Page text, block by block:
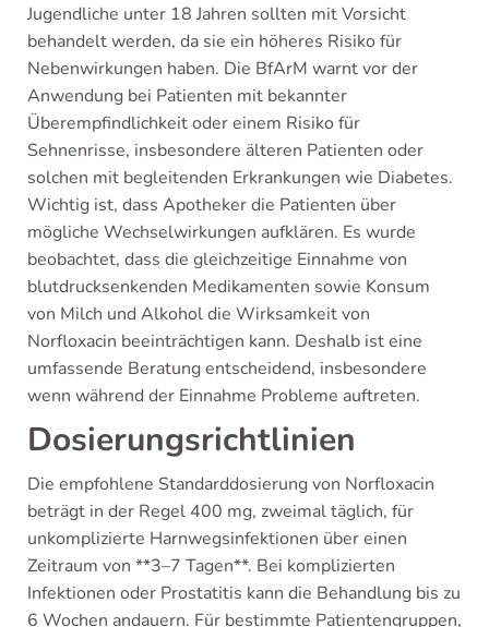
Jugendliche unter 18 Jahren sollten mit Vorsicht
behandelt werden, da sie ein höheres Risiko für
Nebenwirkungen haben. Die BfArM warnt vor der
Anwendung bei Patienten mit bekannter
Überempfindlichkeit oder einem Risiko für
Sehnenrisse, insbesondere älteren Patienten oder
solchen mit begleitenden Erkrankungen wie Diabetes.
Wichtig ist, dass Apotheker die Patienten über
mögliche Wechselwirkungen aufklären. Es wurde
beobachtet, dass die gleichzeitige Einnahme von
blutdrucksenkenden Medikamenten sowie Konsum
von Milch und Alkohol die Wirksamkeit von
Norfloxacin beeinträchtigen kann. Deshalb ist eine
umfassende Beratung entscheidend, insbesondere
wenn während der Einnahme Probleme auftreten.
Dosierungsrichtlinien
Die empfohlene Standarddosierung von Norfloxacin
beträgt in der Regel 400 mg, zweimal täglich, für
unkomplizierte Harnwegsinfektionen über einen
Zeitraum von **3–7 Tagen**. Bei komplizierten
Infektionen oder Prostatitis kann die Behandlung bis zu
6 Wochen andauern. Für bestimmte Patientengruppen,